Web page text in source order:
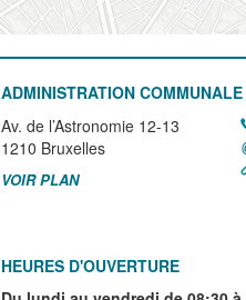
ADMINISTRATION
Av. de l’Astronomie 12-13
1210 Bruxelles
VOIR PLAN
HEURES D'OUVERTURE